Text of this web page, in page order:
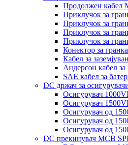
Продолжен кабел
Приклучок за
Приклучок за
Приклучок за
Приклучок за
Конектор за
Кабел за
Андерсон кабел за
SAE кабел за
DC држач за
Осигурувач
Осигурувач
Осигурувач од
Осигурувач од
Осигурувач од
DC прекинувач MCB